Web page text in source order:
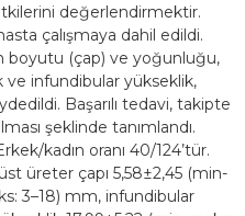
değerlendirmektir.
çalışmaya dahil edildi.
boyutu (çap) ve yoğunluğu,
ve infundibular yükseklik,
Başarılı tedavi, takipte
şeklinde tanımlandı.
kadın oranı 40/124’tür.
üreter çapı 5,58±2,45 (min-
3–18) mm, infundibular